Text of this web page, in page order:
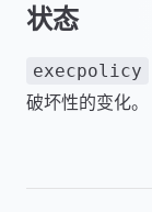
状态
execpolicy
破坏性的变化。